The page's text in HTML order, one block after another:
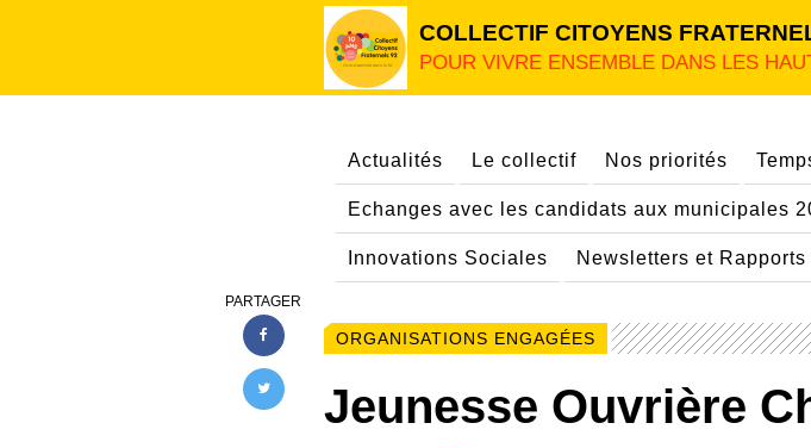
COLLECTIF CITOYENS
POUR VIVRE ENSEMBLE DANS LES
Actualités Le collectif Nos priorités
Echanges avec les candidats aux municipales
Innovations Sociales Newsletters et
PARTAGER
ORGANISATIONS ENGAGÉES
Jeunesse Ouvrière